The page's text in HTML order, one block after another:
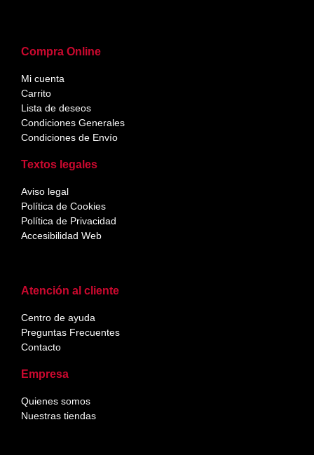
Atención al cliente
Centro de ayuda
Preguntas Frecuentes
Contacto
Empresa
Quienes somos
Nuestras tiendas
Compra Online
Mi cuenta
Carrito
Lista de deseos
Condiciones Generales
Condiciones de Envío
Textos legales
Aviso legal
Política de Cookies
Política de Privacidad
Accesibilidad Web